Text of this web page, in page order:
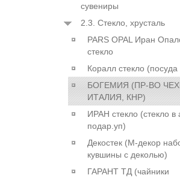
сувениры
2.3. Стекло, хрусталь
PARS OPAL Иран
стекло
Коралл стекло (посуда
БОГЕМИЯ (ПР-ВО
ИТАЛИЯ, КНР)
ИРАН стекло (стекло в
подар.уп)
Декостек (М-декор
кувшины с деколью)
ГАРАНТ ТД (чайники